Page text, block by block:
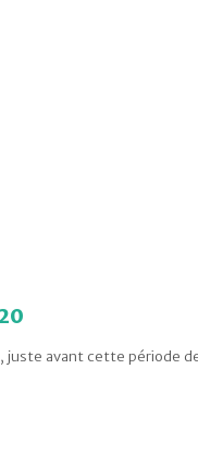
juste avant cette